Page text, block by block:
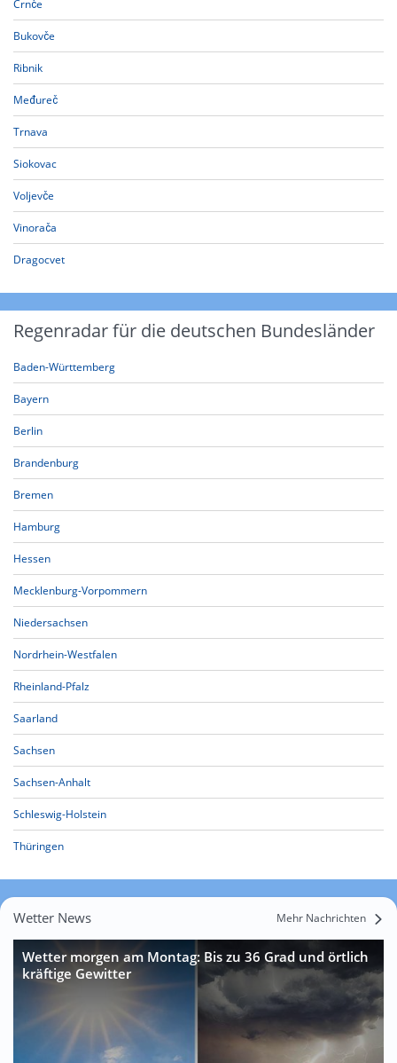
Crnče
Bukovče
Ribnik
Međureč
Trnava
Siokovac
Voljevče
Vinorača
Dragocvet
Regenradar für die deutschen Bundesländer
Baden-Württemberg
Bayern
Berlin
Brandenburg
Bremen
Hamburg
Hessen
Mecklenburg-Vorpommern
Niedersachsen
Nordrhein-Westfalen
Rheinland-Pfalz
Saarland
Sachsen
Sachsen-Anhalt
Schleswig-Holstein
Thüringen
Wetter News Mehr Nachrichten
Wetter morgen am Montag: Bis zu 36 Grad und örtlich
kräftige Gewitter